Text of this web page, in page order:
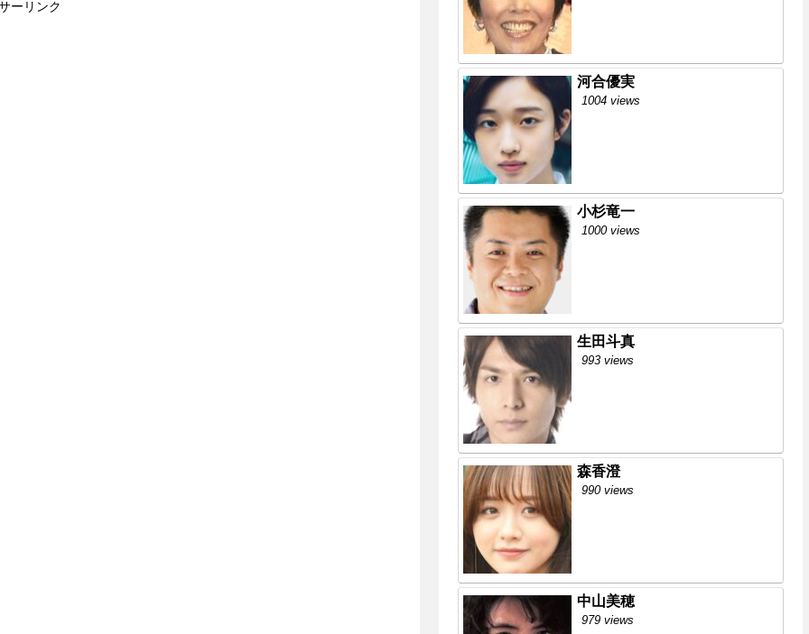
ーリンク
河合優実
1004 views
小杉竜一
1000 views
生田斗真
993 views
森香澄
990 views
中山美穂
979 views